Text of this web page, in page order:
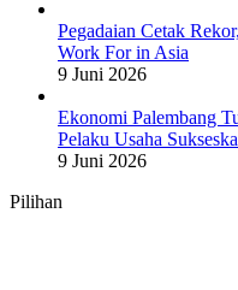
Pegadaian Cetak
Work For in Asia
9 Juni 2026
Ekonomi Palembang
Pelaku Usaha
9 Juni 2026
Pilihan